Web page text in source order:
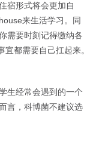
宿形式将会更加自
来生活学习。同
你需要时刻记得缴纳各
都需要自己扛起来。
生经常会遇到的一个
言，科博菌不建议选